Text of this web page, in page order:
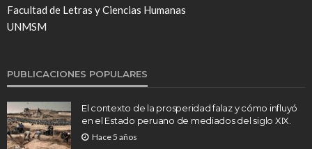
Facultad de Letras y Ciencias Humanas
UNMSM
PUBLICACIONES POPULARES
El contexto de la prosperidad falaz y cómo influyó
en el Estado peruano de mediados del siglo XIX.
Hace 5 años